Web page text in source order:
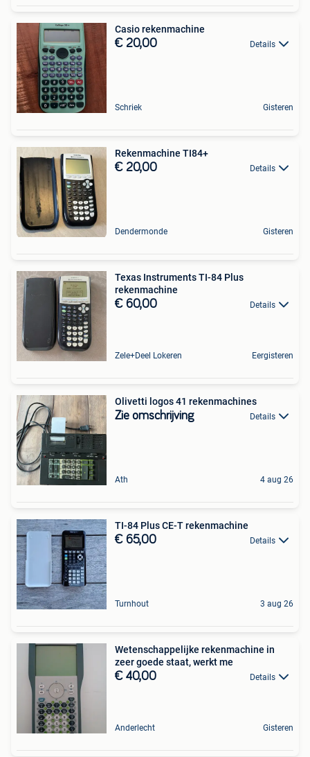
Casio rekenmachine
€ 20,00 Details
Schriek Gisteren
Rekenmachine TI84+
€ 20,00 Details
Dendermonde Gisteren
Texas Instruments TI-84 Plus
rekenmachine
€ 60,00 Details
Zele+Deel Lokeren Eergisteren
Olivetti logos 41 rekenmachines
Zie omschrijving Details
Ath 4 aug 26
TI-84 Plus CE-T rekenmachine
€ 65,00 Details
Turnhout 3 aug 26
Wetenschappelijke rekenmachine in
zeer goede staat, werkt me
€ 40,00 Details
Anderlecht Gisteren